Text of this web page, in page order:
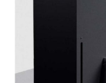
Hry
Cool Esport